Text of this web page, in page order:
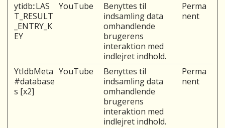
ytidb::LAS
T_RESULT
_ENTRY_K
EY
YouTube
Benyttes til
indsamling data
omhandlende
brugerens
interaktion med
indlejret indhold.
Perma
nent
YtIdbMeta
#database
s [x2]
YouTube
Benyttes til
indsamling data
omhandlende
brugerens
interaktion med
indlejret indhold.
Perma
nent